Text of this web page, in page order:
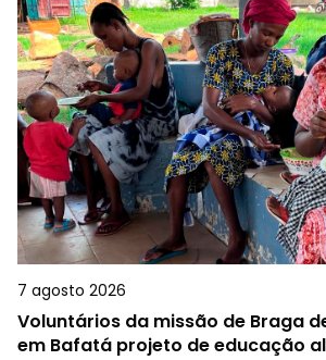
7 agosto 2026
Voluntários da missão de Braga
em Bafatá projeto de educação